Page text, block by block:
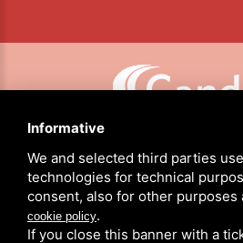
CANDIOLI SRL: P.IVA/C.F. 10358790011 / SEDE: STRADA
HOME
PRODUKTE
Informative
We and selected third parties
technologies for technical
consent, also for other purposes
cookie policy.
If you close this banner with a